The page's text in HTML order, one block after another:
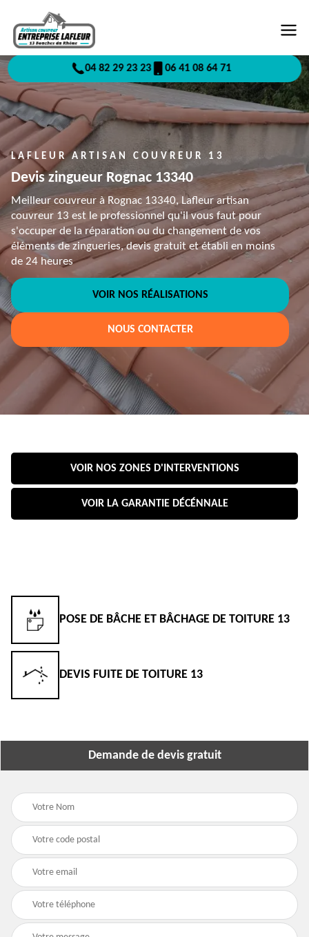
04 82 29 23 23 06 41 08 64 71
LAFLEUR ARTISAN COUVREUR 13
Devis zingueur Rognac 13340
Meilleur couvreur à Rognac 13340, Lafleur artisan
couvreur 13 est le professionnel qu'il vous faut pour
s'occuper de la réparation ou du changement de vos
éléments de zingueries, devis gratuit et établi en moins
de 24 heures
VOIR NOS RÉALISATIONS
NOUS CONTACTER
VOIR NOS ZONES D'INTERVENTIONS
VOIR LA GARANTIE DÉCÉNNALE
POSE DE BÂCHE ET BÂCHAGE DE TOITURE 13
DEVIS FUITE DE TOITURE 13
Demande de devis gratuit